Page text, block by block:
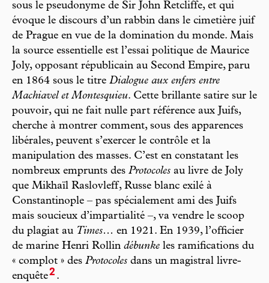
sous le pseudonyme de Sir John Retcliffe, et qui
évoque le discours d’un rabbin dans le cimetière juif
de Prague en vue de la domination du monde. Mais
la source essentielle est l’essai politique de Maurice
Joly, opposant républicain au Second Empire, paru
en 1864 sous le titre Dialogue aux enfers entre
Machiavel et Montesquieu. Cette brillante satire sur le
pouvoir, qui ne fait nulle part référence aux Juifs,
cherche à montrer comment, sous des apparences
libérales, peuvent s’exercer le contrôle et la
manipulation des masses. C’est en constatant les
nombreux emprunts des Protocoles au livre de Joly
que Mikhaïl Raslovleff, Russe blanc exilé à
Constantinople – pas spécialement ami des Juifs
mais soucieux d’impartialité –, va vendre le scoop
du plagiat au Times… en 1921. En 1939, l’officier
de marine Henri Rollin débunke les ramifications du
« complot » des Protocoles dans un magistral livre-
enquête2 .